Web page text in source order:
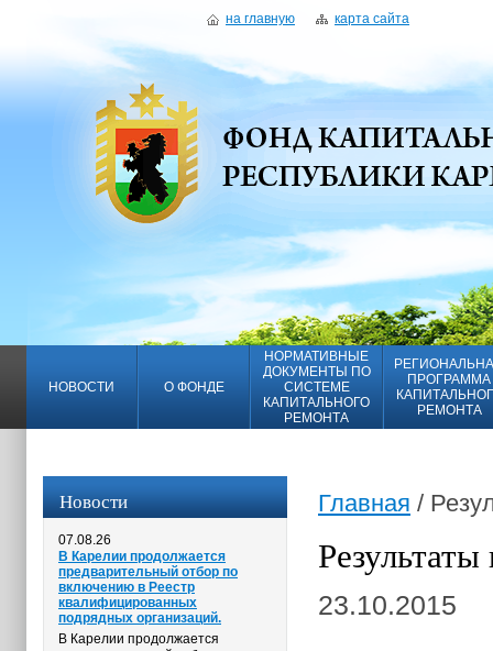
на главную карта сайта
НОВОСТИ О ФОНДЕ
НОРМАТИВНЫЕ
ДОКУМЕНТЫ ПО
СИСТЕМЕ
КАПИТАЛЬНОГО
РЕМОНТА
ПРОГРАММА
РЕМОНТА
Новости
07.08.26
В Карелии продолжается
предварительный отбор по
включению в Реестр
квалифицированных
подрядных организаций.
В Карелии продолжается
Главная /
23.10.2015